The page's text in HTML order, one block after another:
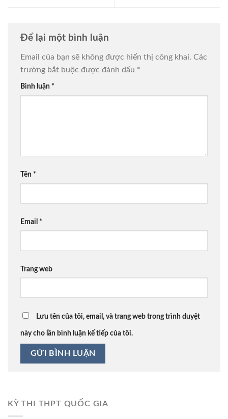
Để lại một bình luận
Email của bạn sẽ không được hiển thị công khai. Các
trường bắt buộc được đánh dấu *
Bình luận *
Tên *
Email *
Trang web
Lưu tên của tôi, email, và trang web trong trình duyệt
này cho lần bình luận kế tiếp của tôi.
KỲ THI THPT QUỐC GIA